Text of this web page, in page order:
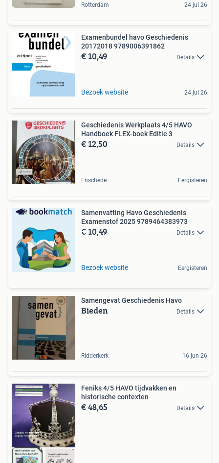
Rotterdam 24 jul 26
Examenbundel havo Geschiedenis
20172018 9789006391862
€ 10,49 Details
Bezoek website 24 jul 26
Geschiedenis Werkplaats 4/5 HAVO
Handboek FLEX-boek Editie 3
€ 12,50 Details
Enschede Eergisteren
Samenvatting Havo Geschiedenis
Examenstof 2025 9789464383973
€ 10,49 Details
Bezoek website Eergisteren
Samengevat Geschiedenis Havo
Bieden Details
Ridderkerk 16 jun 26
Feniks 4/5 HAVO tijdvakken en
historische contexten
€ 48,65 Details